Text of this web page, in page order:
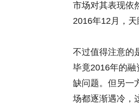
市场对其表现依
2016年12月，天
不过值得注意的
毕竟2016年的
缺问题。但另一
场都逐渐遇冷，